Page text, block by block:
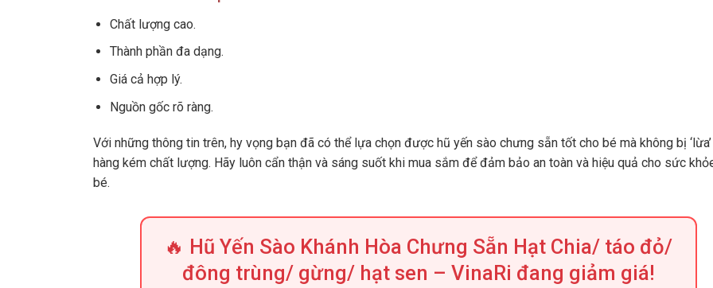
Chất lượng cao.
Thành phần đa dạng.
Giá cả hợp lý.
Nguồn gốc rõ ràng.
Với những thông tin trên, hy vọng bạn đã có thể lựa chọn được hũ yến sào chưng sẵn tốt cho bé mà không bị
hàng kém chất lượng. Hãy luôn cẩn thận và sáng suốt khi mua sắm để đảm bảo an toàn và hiệu quả cho sức
bé.
🔥 Hũ Yến Sào Khánh Hòa Chưng Sẵn Hạt Chia/ táo đỏ/
đông trùng/ gừng/ hạt sen – VinaRi đang giảm giá!